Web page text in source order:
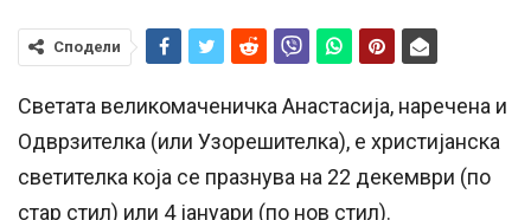
Сподели
Светата великомаченичка Анастасија, наречена и
Одврзителка (или Узорешителка), е христијанска
светителка која се празнува на 22 декември (по
стар стил) или 4 јануари (по нов стил).